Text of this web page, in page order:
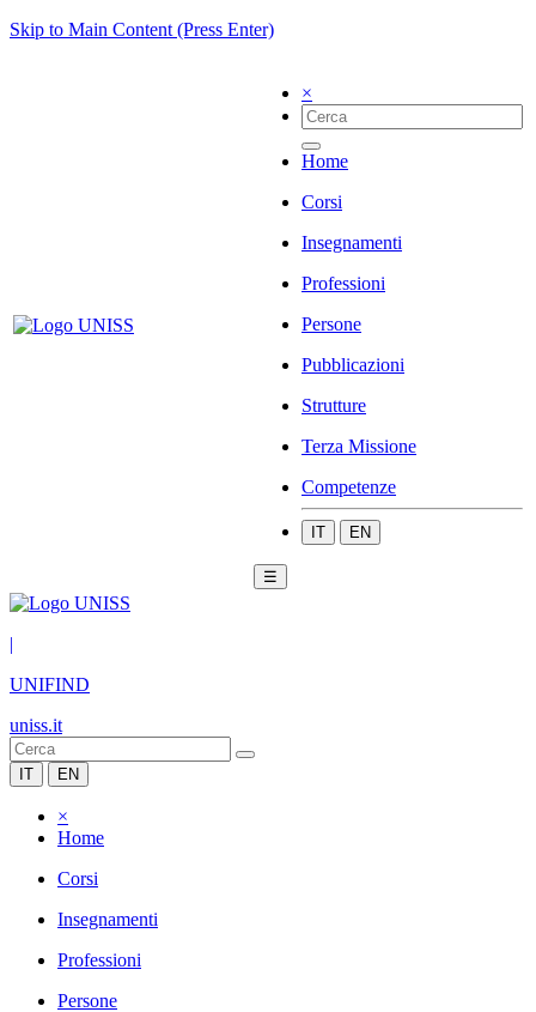
Skip to Main Content (Press Enter)
×
Home
Corsi
Insegnamenti
Professioni
Persone
Pubblicazioni
Strutture
Terza Missione
Competenze
IT EN
☰
|
UNIFIND
uniss.it
IT EN
×
Home
Corsi
Insegnamenti
Professioni
Persone